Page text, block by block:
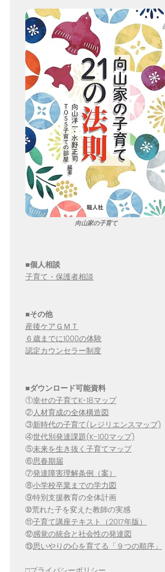
向山家の子育て
■個人相談
子育て・保護者相談
■その他
産後ケアＧＭＴ
６歳までに1000の体験
認定カウンセラー制度
■ダウンロード可能資料
①幸せの子育てK-18マップ
②人材育成の全体構造図
③新時代の子育て(レジリエンスマップ)
④世代別発達課題(K-100マップ)
⑤未来を生き抜く子育てマップ
⑥思春期届
⑦発達障害理解条例（案）
⑧小学校卒業までの学力図
⑨特別支援教育の全体計画
➉荒れた子を変えた教師の実感
⑪子育て講座テキスト（2017年版）
⑫感覚の統合と社会性の発達図
⑬思いやりの心を育てる「９つの順序」